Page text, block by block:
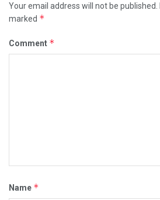
Your email address will not be published.
marked *
Comment *
Name *